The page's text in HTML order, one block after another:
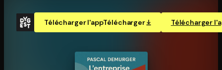
Télécharger l'appTélécharger Télécharger